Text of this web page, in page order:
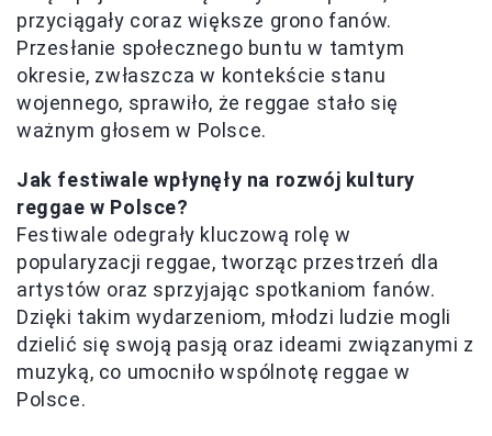
przyciągały coraz większe grono fanów.
Przesłanie społecznego buntu w tamtym
okresie, zwłaszcza w kontekście stanu
wojennego, sprawiło, że reggae stało się
ważnym głosem w Polsce.
Jak festiwale wpłynęły na rozwój kultury
reggae w Polsce?
Festiwale odegrały kluczową rolę w
popularyzacji reggae, tworząc przestrzeń dla
artystów oraz sprzyjając spotkaniom fanów.
Dzięki takim wydarzeniom, młodzi ludzie mogli
dzielić się swoją pasją oraz ideami związanymi z
muzyką, co umocniło wspólnotę reggae w
Polsce.